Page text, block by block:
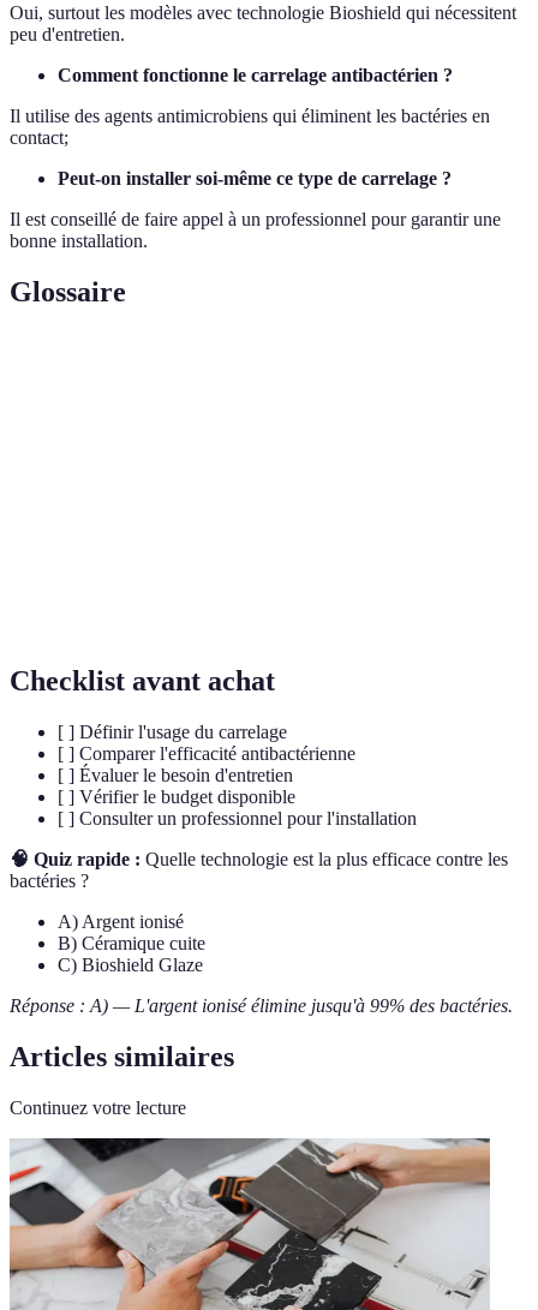
Oui, surtout les modèles avec technologie Bioshield qui nécessitent
peu d'entretien.
Comment fonctionne le carrelage antibactérien ?
Il utilise des agents antimicrobiens qui éliminent les bactéries en
contact;
Peut-on installer soi-même ce type de carrelage ?
Il est conseillé de faire appel à un professionnel pour garantir une
bonne installation.
Glossaire
Checklist avant achat
[ ] Définir l'usage du carrelage
[ ] Comparer l'efficacité antibactérienne
[ ] Évaluer le besoin d'entretien
[ ] Vérifier le budget disponible
[ ] Consulter un professionnel pour l'installation
🧠 Quiz rapide : Quelle technologie est la plus efficace contre les
bactéries ?
A) Argent ionisé
B) Céramique cuite
C) Bioshield Glaze
Réponse : A) — L'argent ionisé élimine jusqu'à 99% des bactéries.
Articles similaires
Continuez votre lecture